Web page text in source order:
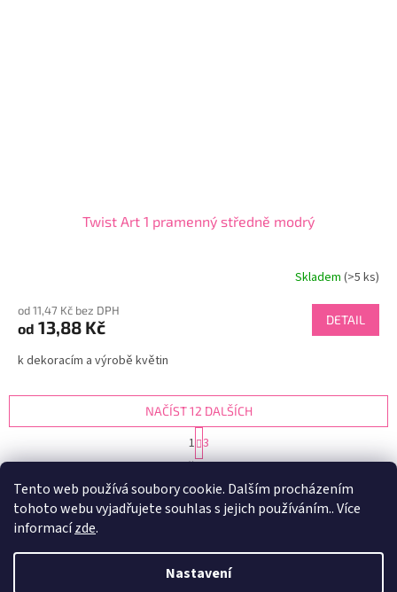
Tento web používá soubory cookie. Dalším procházením
tohoto webu vyjadřujete souhlas s jejich používáním.. Více
informacízde.
Nastavení
Twist Art 1 pramenný středně modrý
Skladem (>5 ks)
od 11,47 Kč bez DPH
od 13,88 Kč DETAIL
k dekoracím a výrobě květin
O
l
á
c
í
NAČÍST 12 DALŠÍCH
S
t
r
n
k
á
n
1 3
27položek celkem
NAHORU
Vytvořil Shoptet